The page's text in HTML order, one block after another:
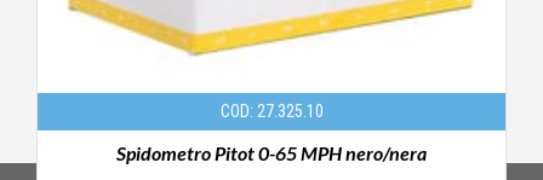
COD: 27.325.10
Spidometro Pitot 0-65 MPH nero/nera